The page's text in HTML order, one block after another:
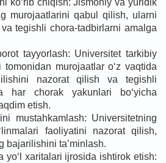
ko‘rib chiqish: Jismoniy va yuridik
murojaatlarini qabul qilish, ularni
tegishli chora-tadbirlarni amalga
tayyorlash: Universitet tarkibiy
tomonidan murojaatlar o‘z vaqtida
nazorat qilish va tegishli
har chorak yakunlari bo‘yicha
etish.
mustahkamlash: Universitetning
faoliyatini nazorat qilish,
bajarilishini ta’minlash.
yo‘l xaritalari ijrosida ishtirok etish: